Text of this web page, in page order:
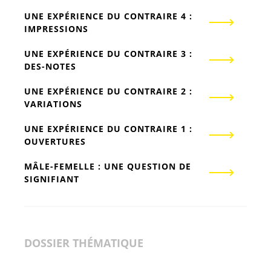
UNE EXPÉRIENCE DU CONTRAIRE 4 :
IMPRESSIONS
UNE EXPÉRIENCE DU CONTRAIRE 3 :
DES-NOTES
UNE EXPÉRIENCE DU CONTRAIRE 2 :
VARIATIONS
UNE EXPÉRIENCE DU CONTRAIRE 1 :
OUVERTURES
MÂLE-FEMELLE : UNE QUESTION DE
SIGNIFIANT
DOSSIER THÉMATIQUE